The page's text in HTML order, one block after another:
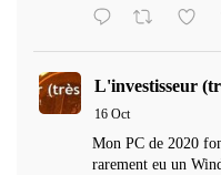
L'investisseur
16 Oct
Mon PC de 2020
rarement eu un